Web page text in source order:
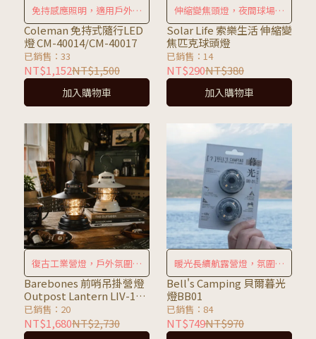
免持感應照明，適用戶外居
家場景
Coleman 免持式隨行LED
燈 CM-40014/CM-40017
已銷售：33
NT$1,152NT$1,500
加入購物車
伸縮變焦頭燈，夜間球場全
場制霸
Solar Life 索樂生活 伸縮變
焦匹克球頭燈
已銷售：14
NT$290NT$380
加入購物車
復古工業營燈，戶外氛圍質
感首選
Barebones 前哨吊掛營燈
Outpost Lantern LIV-140
LIV-141
已銷售：20
NT$1,680NT$2,730
暖光長續航露營燈，氛圍質
感首選
Bell's Camping 貝爾暮光
燈BB01
已銷售：84
NT$749NT$970